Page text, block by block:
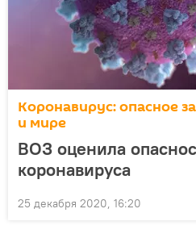
Коронавирус: опасное
и мире
ВОЗ оценила
коронавируса
25 декабря 2020, 16:20